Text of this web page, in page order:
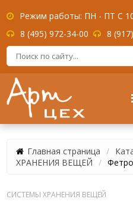
Режим работы: ПН - ПТ С
8 (495) 972-34-00
8
Главная страница
ХРАНЕНИЯ ВЕЩЕЙ
СИСТЕМЫ ХРАНЕНИЯ ВЕЩЕЙ